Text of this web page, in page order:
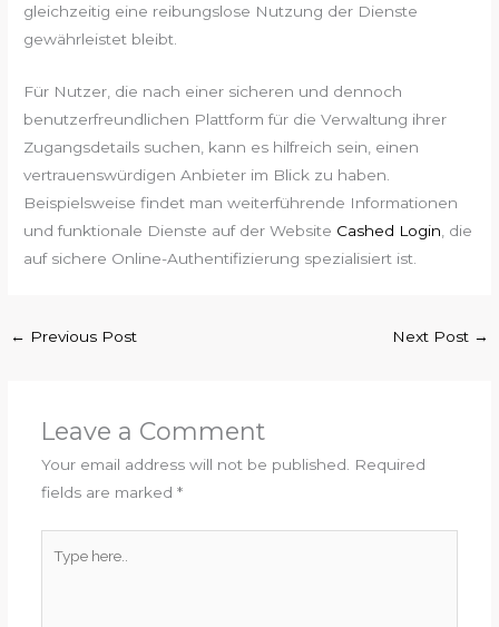
gleichzeitig eine reibungslose Nutzung der Dienste
gewährleistet bleibt.
Für Nutzer, die nach einer sicheren und dennoch
benutzerfreundlichen Plattform für die Verwaltung ihrer
Zugangsdetails suchen, kann es hilfreich sein, einen
vertrauenswürdigen Anbieter im Blick zu haben.
Beispielsweise findet man weiterführende Informationen
und funktionale Dienste auf der Website Cashed Login , die
auf sichere Online-Authentifizierung spezialisiert ist.
← Previous Post Next Post →
Leave a Comment
Your email address will not be published. Required
fields are marked *
here..